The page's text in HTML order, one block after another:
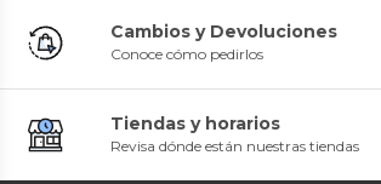
Cambios y Devoluciones
Conoce cómo pedirlos
Tiendas y horarios
Revisa dónde están nuestras tiendas